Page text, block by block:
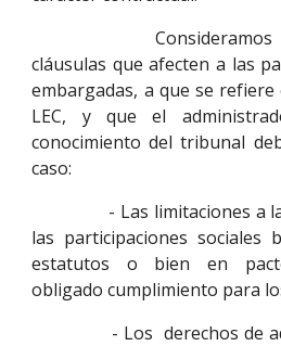
Consideramos que
cláusulas que afecten a las
embargadas, a que se
LEC, y que el
conocimiento del tribunal
caso:
- Las limitaciones a la
las participaciones sociales
estatutos o bien en
obligado cumplimiento para
- Los derechos de